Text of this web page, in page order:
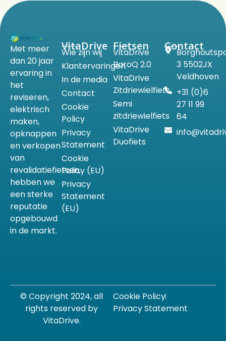
Met meer
dan 20 jaar
ervaring in
het
reviseren,
elektrisch
maken,
opknappen
en verkopen
van
revalidatiefietsen,
hebben we
een sterke
reputatie
opgebouwd
in de markt.
VitaDrive
Wie zijn wij
Klantervaringen
In de media
Contact
Cookie
Policy
Privacy
Statement
Cookie
Policy (EU)
Privacy
Statement
(EU)
Fietsen
VitaDrive
BaroQ 2.0
VitaDrive
Zitdriewielfiets
Semi
zitdriewielfiets
VitaDrive
Duofiets
Contact
3 5502JX
Veldhoven
+31 (0)6
27 11 99
64
© Copyright 2024, all
rights reserved by
VitaDrive.
Cookie Policy
Privacy Statement